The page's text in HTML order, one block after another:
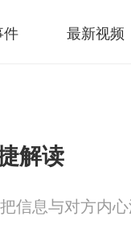
件 最新视频
解读
信息与对方内